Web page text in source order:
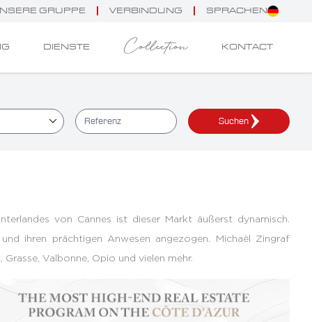
GRUPPE VERBINDUNG SPRACHEN
DIENSTE Collection KONTACT
Suchen
von Cannes ist dieser Markt äußerst dynamisch.
ihren prächtigen Anwesen angezogen. Michaël Zingraf
Valbonne, Opio und vielen mehr.